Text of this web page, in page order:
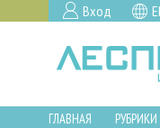
Вход
ГЛАВНАЯ